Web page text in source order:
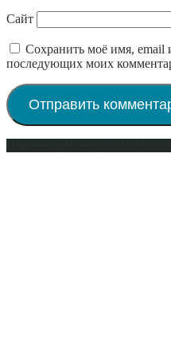
Сайт
Сохранить моё имя, email
последующих моих